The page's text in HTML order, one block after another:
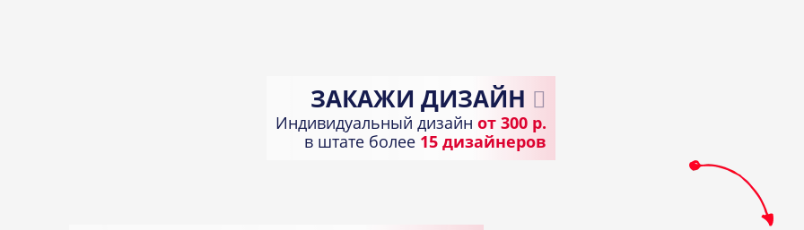
ЗАКАЖИ ДИЗАЙН
Индивидуальный дизайн от 300 р.
в штате более 15 дизайнеров